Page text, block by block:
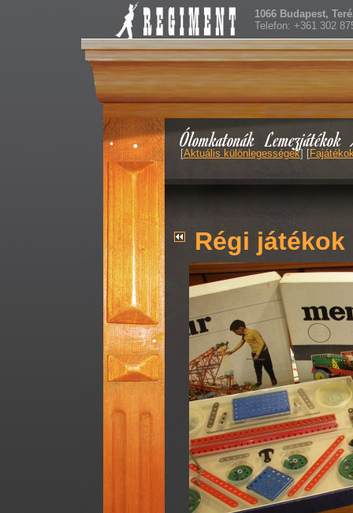
Ólomkatonák Lemezjátékok
1066 Budapest,
Telefon: +361 302
[Aktuális különlegességek] [
Régi játékok